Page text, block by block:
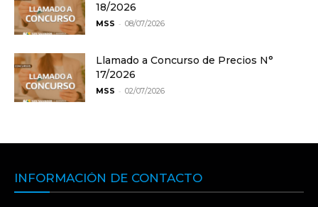
18/2026
MSS - 08/07/2026
Llamado a Concurso de Precios N°
17/2026
MSS - 02/07/2026
INFORMACIÓN DE CONTACTO